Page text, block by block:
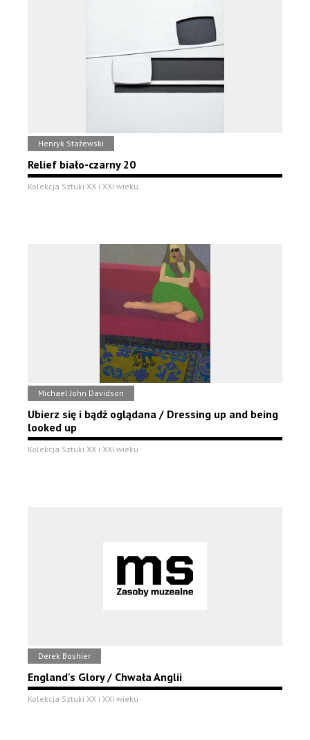
Henryk Stażewski
Relief biało-czarny 20
Kolekcja Sztuki XX i XXI wieku
Michael John Davidson
Ubierz się i bądź oglądana / Dressing up and being
looked up
Kolekcja Sztuki XX i XXI wieku
Derek Boshier
England's Glory / Chwała Anglii
Kolekcja Sztuki XX i XXI wieku